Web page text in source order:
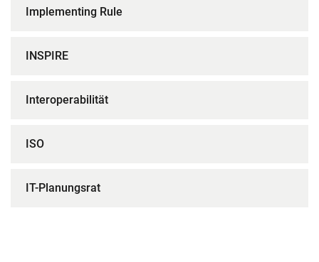
Implementing Rule
INSPIRE
Interoperabilität
ISO
IT-Planungsrat